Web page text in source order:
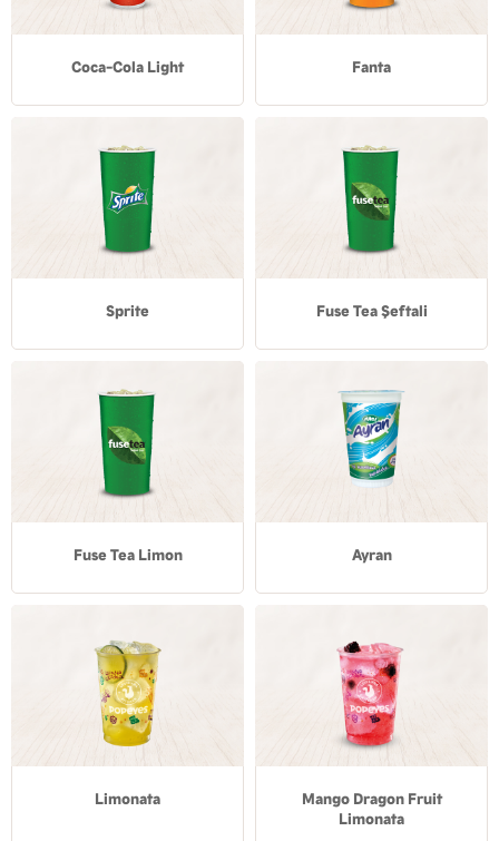
Coca-Cola Light Fanta
Sprite Fuse Tea Şeftali
Fuse Tea Limon Ayran
Limonata
Mango Dragon Fruit
Limonata